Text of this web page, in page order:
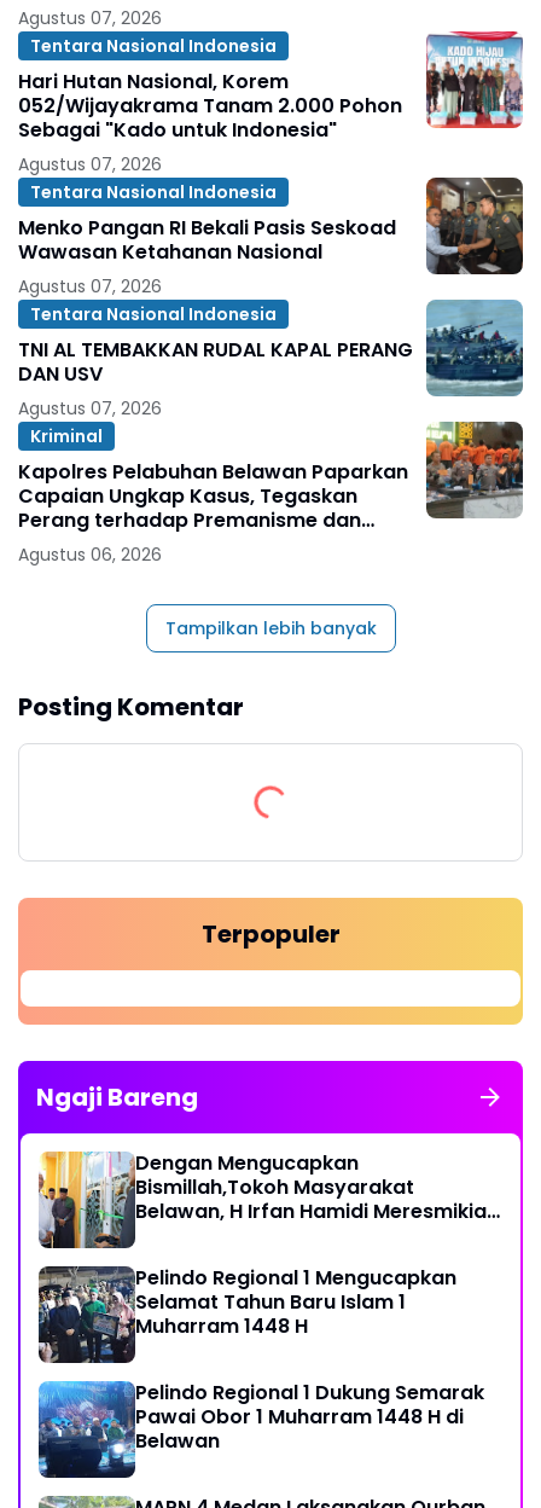
Agustus 07, 2026
Tentara Nasional Indonesia
Hari Hutan Nasional, Korem
052/Wijayakrama Tanam 2.000 Pohon
Sebagai "Kado untuk Indonesia"
Agustus 07, 2026
Tentara Nasional Indonesia
Menko Pangan RI Bekali Pasis Seskoad
Wawasan Ketahanan Nasional
Agustus 07, 2026
Tentara Nasional Indonesia
TNI AL TEMBAKKAN RUDAL KAPAL PERANG
DAN USV
Agustus 07, 2026
Kriminal
Kapolres Pelabuhan Belawan Paparkan
Capaian Ungkap Kasus, Tegaskan
Perang terhadap Premanisme dan
Narkoba
Agustus 06, 2026
Tampilkan lebih banyak
Posting Komentar
Terpopuler
Ngaji Bareng
Dengan Mengucapkan
Bismillah,Tokoh Masyarakat
Belawan, H Irfan Hamidi Meresmikian
Pelindo Regional 1 Mengucapkan
Selamat Tahun Baru Islam 1
Muharram 1448 H
Pelindo Regional 1 Dukung Semarak
Pawai Obor 1 Muharram 1448 H di
Belawan